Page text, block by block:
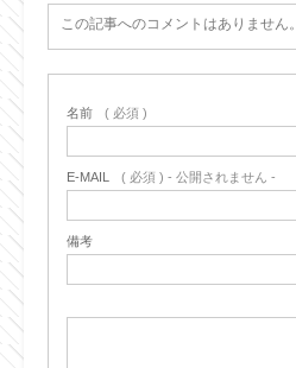
この記事へのコメントはありません。
名前 ( 必須 )
E-MAIL ( 必須 ) - 公開されません -
備考